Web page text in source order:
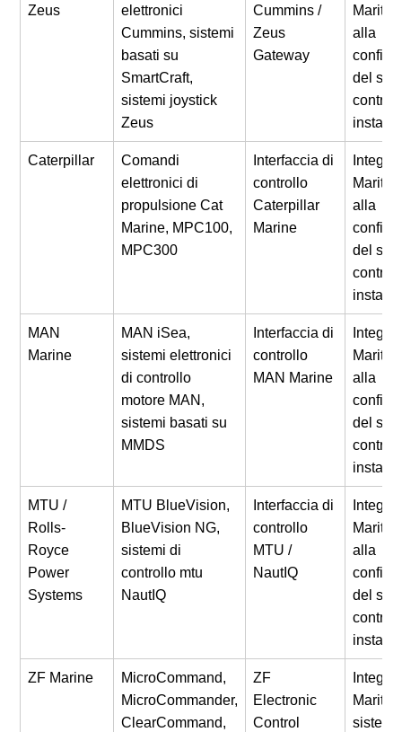
Zeus
elettronici
Cummins, sistemi
basati su
SmartCraft,
sistemi joystick
Zeus
Cummins /
Zeus
Gateway
alla
del
Caterpillar
Comandi
elettronici di
propulsione Cat
Marine, MPC100,
MPC300
Interfaccia di
controllo
Caterpillar
Marine
alla
del
MAN
Marine
MAN iSea,
sistemi elettronici
di controllo
motore MAN,
sistemi basati su
MMDS
Interfaccia di
controllo
MAN Marine
alla
del
MTU /
Rolls-
Royce
Power
Systems
MTU BlueVision,
BlueVision NG,
sistemi di
controllo mtu
NautIQ
Interfaccia di
controllo
MTU /
NautIQ
alla
del
ZF Marine
MicroCommand,
MicroCommander,
ClearCommand,
ZF
Electronic
Control
sistemi